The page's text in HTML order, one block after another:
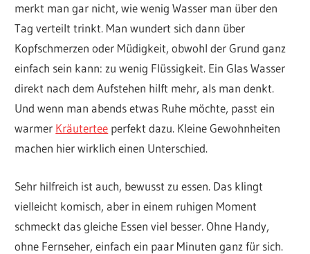
merkt man gar nicht, wie wenig Wasser man über den
Tag verteilt trinkt. Man wundert sich dann über
Kopfschmerzen oder Müdigkeit, obwohl der Grund ganz
einfach sein kann: zu wenig Flüssigkeit. Ein Glas Wasser
direkt nach dem Aufstehen hilft mehr, als man denkt.
Und wenn man abends etwas Ruhe möchte, passt ein
warmer Kräutertee perfekt dazu. Kleine Gewohnheiten
machen hier wirklich einen Unterschied.
Sehr hilfreich ist auch, bewusst zu essen. Das klingt
vielleicht komisch, aber in einem ruhigen Moment
schmeckt das gleiche Essen viel besser. Ohne Handy,
ohne Fernseher, einfach ein paar Minuten ganz für sich.